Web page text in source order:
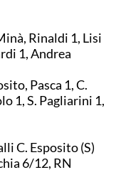
Rinaldi 1, Lisi
1, Andrea
Pasca 1, C.
1, S. Pagliarini 1,
C. Esposito (S)
6/12, RN